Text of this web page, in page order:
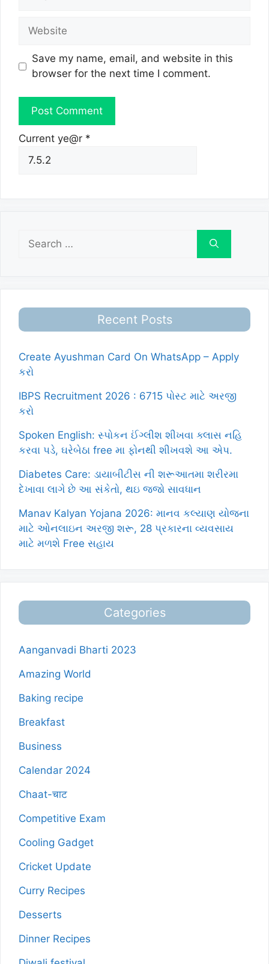
Website
Save my name, email, and website in this
browser for the next time I comment.
Current ye@r *
for:
Recent Posts
Create Ayushman Card On WhatsApp – Apply
કરો
IBPS Recruitment 2026 : 6715 પોસ્ટ માટે અરજી
કરો
Spoken English: સ્પોકન ઈંગ્લીશ શીખવા ક્લાસ નહિ
કરવા પડે, ઘરેબેઠા free મા ફોનથી શીખવશે આ એપ.
Diabetes Care: ડાયાબીટીસ ની શરૂઆતમા શરીરમા
દેખાવા લાગે છે આ સંકેતો, થઇ જજો સાવધાન
Manav Kalyan Yojana 2026: માનવ કલ્યાણ યોજના
માટે ઓનલાઇન અરજી શરૂ, 28 પ્રકારના વ્યવસાય
માટે મળશે Free સહાય
Categories
Aanganvadi Bharti 2023
Amazing World
Baking recipe
Breakfast
Business
Calendar 2024
Chaat-चाट
Competitive Exam
Cooling Gadget
Cricket Update
Curry Recipes
Desserts
Dinner Recipes